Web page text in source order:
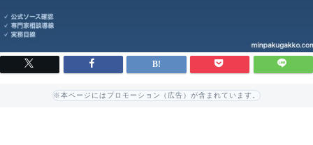
※本ページにはプロモーション（広告）が含まれています。